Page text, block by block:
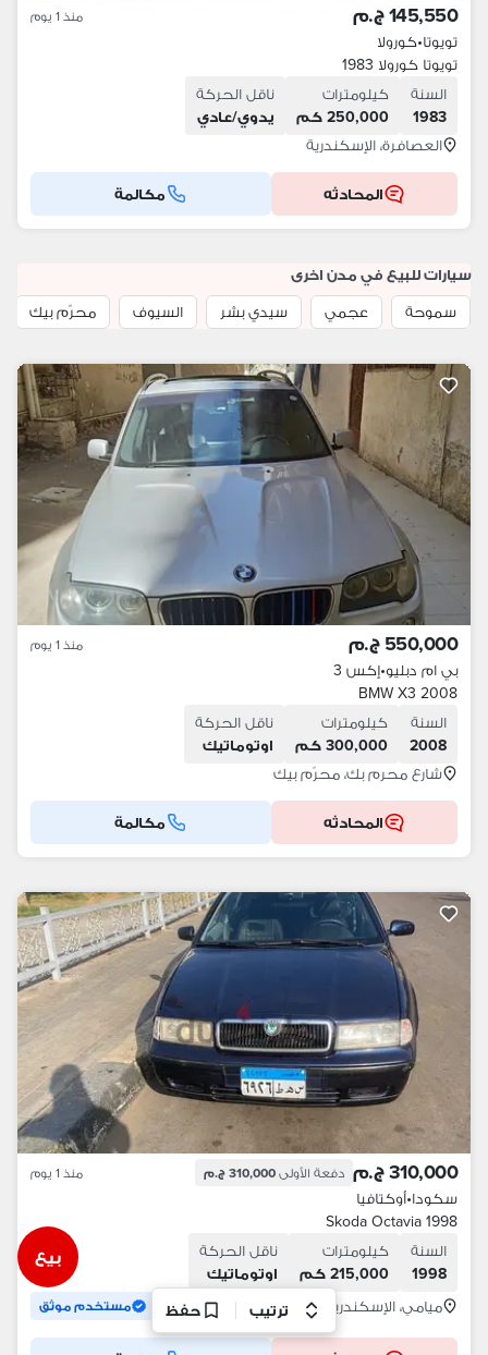
145,550 ج.م منذ 1 يوم
تويوتا•كورولا
تويوتا كورولا 1983
السنة
1983
كيلومترات
250,000 كم
ناقل الحركة
يدوي/عادي
العصافرة، الإسكندرية
المحادثه مكالمة
سيارات للبيع في مدن اخرى
سموحة
عجمي سيدي بشر السيوف محرّم بيك
550,000 ج.م منذ 1 يوم
بي ام دبليو•إكس 3
BMW X3 2008
السنة
2008
كيلومترات
300,000 كم
ناقل الحركة
اوتوماتيك
شارع محرم بك، محرّم بيك
المحادثه مكالمة
310,000 ج.م دفعة الأولى 310,000 ج.م منذ 1 يوم
سكودا•أوكتافيا
Skoda Octavia 1998
السنة
1998
كيلومترات
215,000 كم
ناقل الحركة
اوتوماتيك
ميامي، الإسكندرية
مستخدم موثق
بيع
ترتيب حفظ